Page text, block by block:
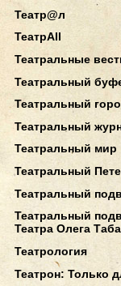
Театр@л
ТеатрAll
Театральные
Театральный
Театральный
Театральный
Театральный мир
Театральный
Театральный
Театральный
Театра Олега
Театрология
Театрон: Только